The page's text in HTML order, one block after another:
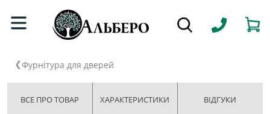
Фурнітура для дверей
ВСЕ ПРО ТОВАР ХАРАКТЕРИСТИКИ ВІДГУКИ